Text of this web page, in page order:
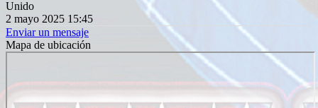
Unido
2 mayo 2025 15:45
Enviar un mensaje
Mapa de ubicación